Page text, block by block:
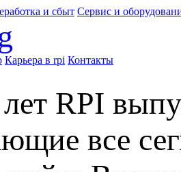
и сбыт Сервис и
Карьера в rpi Контакты
RPI
все